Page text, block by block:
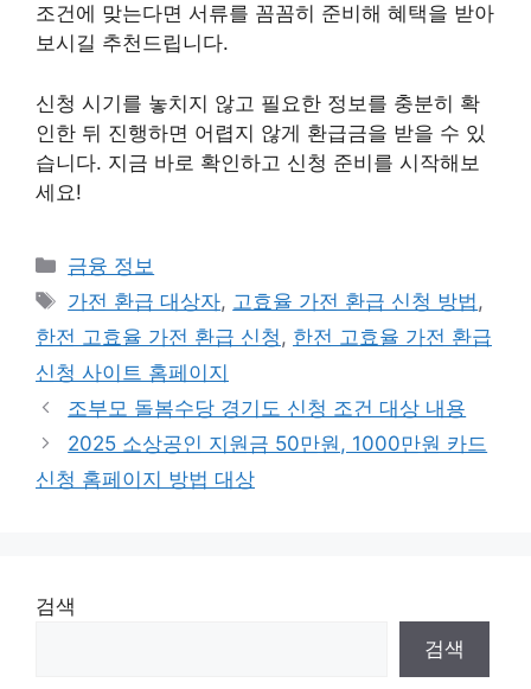
조건에 맞는다면 서류를 꼼꼼히 준비해 혜택을 받아
보시길 추천드립니다.
신청 시기를 놓치지 않고 필요한 정보를 충분히 확
인한 뒤 진행하면 어렵지 않게 환급금을 받을 수 있
습니다. 지금 바로 확인하고 신청 준비를 시작해보
세요!
카
테
고
리
금융 정보
태
그
가전 환급 대상자, 고효율 가전 환급 신청 방법 ,
한전 고효율 가전 환급 신청 , 한전 고효율 가전 환급
신청 사이트 홈페이지
조부모 돌봄수당 경기도 신청 조건 대상 내용
2025 소상공인 지원금 50만원, 1000만원 카드
신청 홈페이지 방법 대상
검색
검색